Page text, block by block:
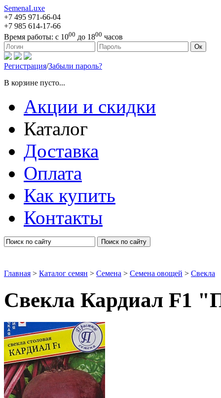
SemenaLuxe
+7 495 971-66-04
+7 985 614-17-66
Время работы: с 1000 до 1800 часов
127473, г. Москва, ул. Краснопролетарская, д. 16, стр. 1 Ок
Регистрация/Забыли пароль?
В корзине пусто...
Акции и скидки
Каталог
Доставка
Оплата
Как купить
Контакты
Поиск по сайту
Главная > Каталог семян > Семена > Семена овощей > Свекла
Свекла Кардиал F1
Свекла